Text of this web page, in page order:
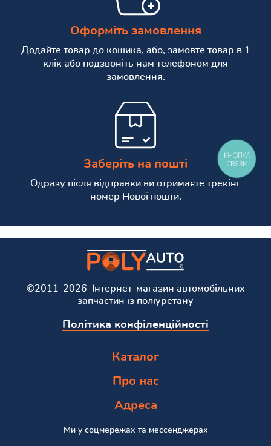
Оформіть замовлення
Додайте товар до кошика, або, замовте товар в 1
клік або подзвоніть нам телефоном для
замовлення.
Заберіть на пошті
Одразу після відправки ви отримаєте трекінг
номер Нової пошти.
©2011-2026 Інтернет-магазин автомобільних
запчастин із поліуретану
Політика конфіленційності
Каталог
Про нас
Адреса
Ми у соцмережах та мессенджерах
КНОПКА
СВЯЗИ